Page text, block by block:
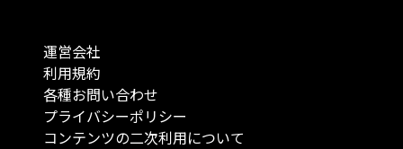
運営会社
利用規約
各種お問い合わせ
プライバシーポリシー
コンテンツの二次利用について